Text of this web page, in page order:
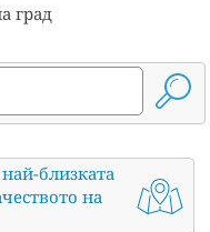
град
близката
на